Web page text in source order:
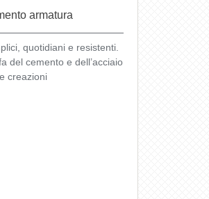
armatura
quotidiani e resistenti.
del cemento e dell’acciaio
creazioni